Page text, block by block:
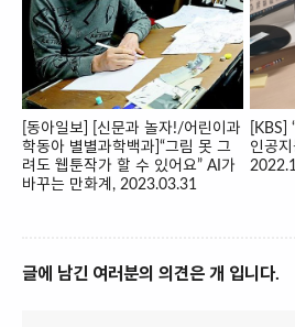
[동아일보] [신문과 놀자!/어린이과
학동아 별별과학백과]“그림 못 그
려도 웹툰작가 할 수 있어요” AI가
바꾸는 만화계, 2023.03.31
[KBS]
인공
글에 남긴 여러분의 의견은 개 입니다.